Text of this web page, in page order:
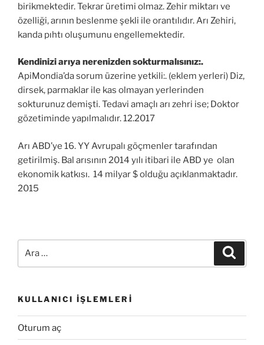
birikmektedir. Tekrar üretimi olmaz. Zehir miktarı ve
özelliği, arının beslenme şekli ile orantılıdır. Arı Zehiri,
kanda pıhtı oluşumunu engellemektedir.
Kendinizi arıya nerenizden sokturmalısınız:.
ApiMondia’da sorum üzerine yetkili:. (eklem yerleri) Diz,
dirsek, parmaklar ile kas olmayan yerlerinden
sokturunuz demişti. Tedavi amaçlı arı zehri ise; Doktor
gözetiminde yapılmalıdır. 12.2017
Arı ABD’ye 16. YY Avrupalı göçmenler tarafından
getirilmiş. Bal arısının 2014 yılı itibari ile ABD ye olan
ekonomik katkısı. 14 milyar $ olduğu açıklanmaktadır.
2015
KULLANICI İŞLEMLERI
Oturum aç